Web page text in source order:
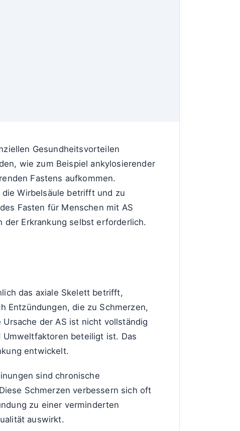
Gesundheitsvorteilen
wie zum Beispiel ankylosierender
Fastens aufkommen.
Wirbelsäule betrifft und zu
Fasten für Menschen mit AS
Erkrankung selbst erforderlich.
das axiale Skelett betrifft,
Entzündungen, die zu Schmerzen,
der AS ist nicht vollständig
beteiligt ist. Das
entwickelt.
sind chronische
Schmerzen verbessern sich oft
zu einer verminderten
auswirkt.